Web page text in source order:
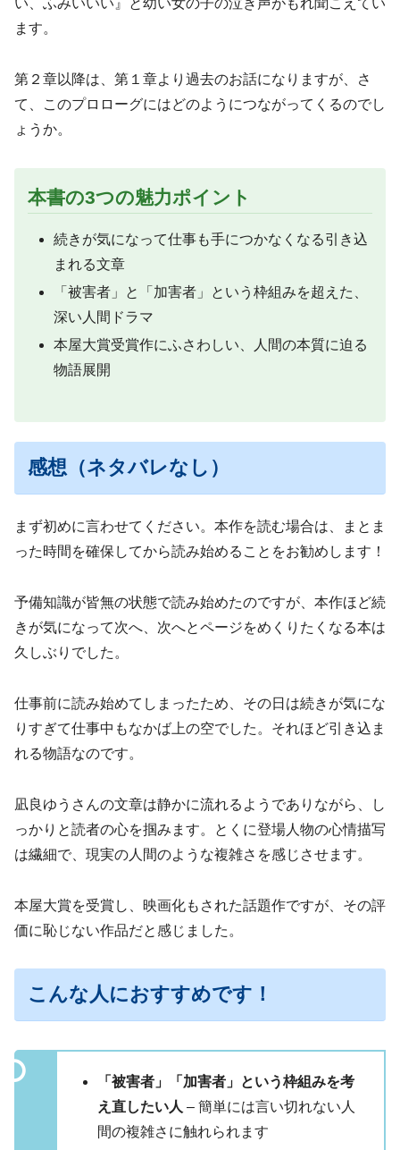
い、ふみいいい』と幼い女の子の泣き声がもれ聞こえてい
ます。
第２章以降は、第１章より過去のお話になりますが、さ
て、このプロローグにはどのようにつながってくるのでし
ょうか。
本書の3つの魅力ポイント
続きが気になって仕事も手につかなくなる引き込
まれる文章
「被害者」と「加害者」という枠組みを超えた、
深い人間ドラマ
本屋大賞受賞作にふさわしい、人間の本質に迫る
物語展開
感想（ネタバレなし）
まず初めに言わせてください。本作を読む場合は、まとま
った時間を確保してから読み始めることをお勧めします！
予備知識が皆無の状態で読み始めたのですが、本作ほど続
きが気になって次へ、次へとページをめくりたくなる本は
久しぶりでした。
仕事前に読み始めてしまったため、その日は続きが気にな
りすぎて仕事中もなかば上の空でした。それほど引き込ま
れる物語なのです。
凪良ゆうさんの文章は静かに流れるようでありながら、し
っかりと読者の心を掴みます。とくに登場人物の心情描写
は繊細で、現実の人間のような複雑さを感じさせます。
本屋大賞を受賞し、映画化もされた話題作ですが、その評
価に恥じない作品だと感じました。
こんな人におすすめです！
「被害者」「加害者」という枠組みを考
え直したい人 – 簡単には言い切れない人
間の複雑さに触れられます